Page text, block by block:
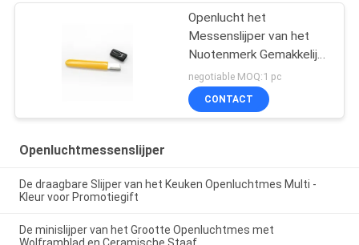
Openlucht het
Messenslijper van het
Nuotenmerk Gemakkelijk
om met Kleine Grootte
105*12*5MM te nemen
negotiable MOQ:1 pc
CONTACT
Openluchtmessenslijper
De draagbare Slijper van het Keuken Openluchtmes Multi -
Kleur voor Promotiegift
De minislijper van het Grootte Openluchtmes met
Wolframblad en Ceramische Staaf